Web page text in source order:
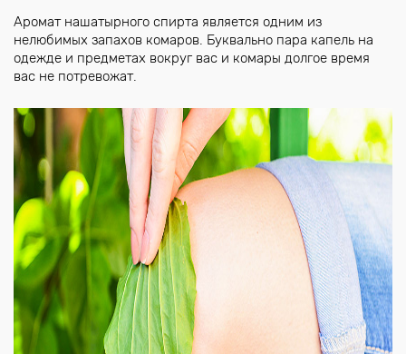
Аромат нашатырного спирта является одним из
нелюбимых запахов комаров. Буквально пара капель на
одежде и предметах вокруг вас и комары долгое время
вас не потревожат.